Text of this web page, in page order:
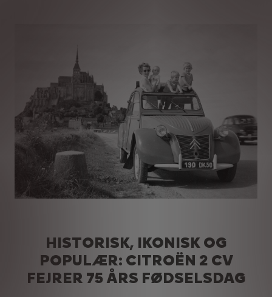
HISTORISK, IKONISK OG
POPULÆR: CITROËN 2 CV
FEJRER 75 ÅRS FØDSELSDAG